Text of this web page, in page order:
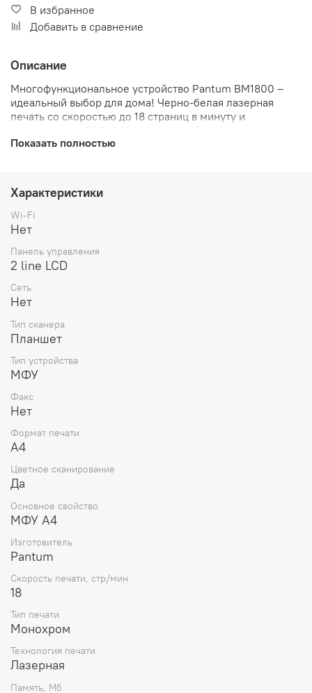
В избранное
Добавить в сравнение
Описание
Многофункциональное устройство Pantum BM1800 –
идеальный выбор для дома! Черно-белая лазерная
печать со скоростью до 18 страниц в минуту и
быстрое выполнение задач без потери качества.
с двухстрочным ЖК-дисплеем упростит настройку
работы. Объем памяти 128 МБ и частота процессора 800
МГц обеспечит быструю и удобную работу.
Показать полностью
Характеристики
Wi-Fi
Нет
Панель управления
2 line LCD
Сеть
Нет
Тип сканера
Планшет
Тип устройства
МФУ
Факс
Нет
Формат печати
А4
Цветное сканирование
Да
Основное свойство
МФУ А4
Изготовитель
Pantum
Скорость печати, стр/мин
18
Тип печати
Монохром
Технология печати
Лазерная
Память, Мб